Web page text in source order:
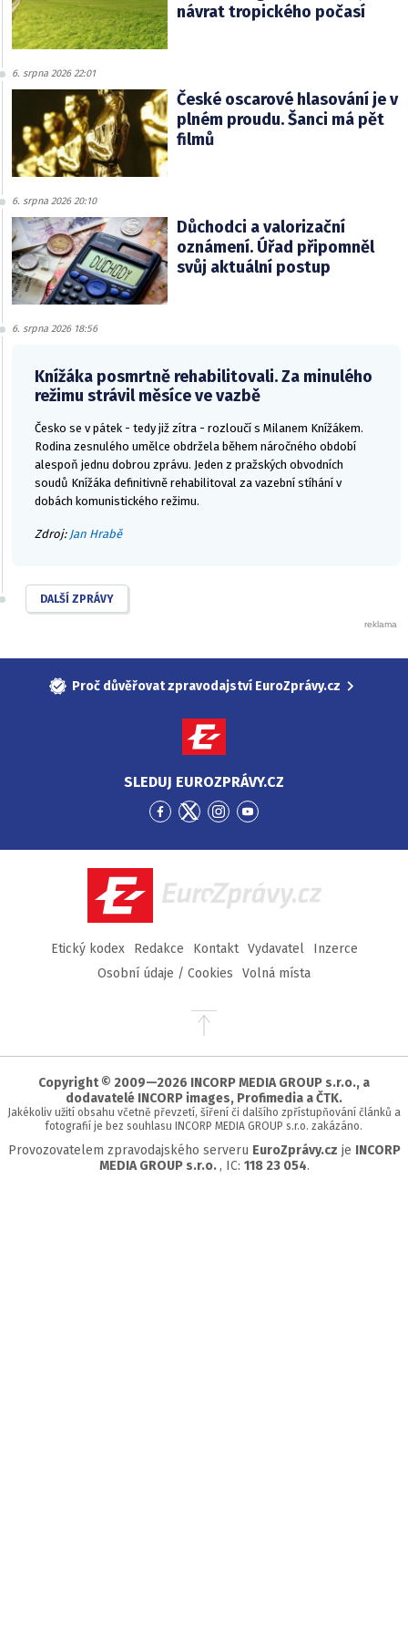
návrat tropického počasí
6. srpna 2026 22:01
České oscarové hlasování je v
plném proudu. Šanci má pět
filmů
6. srpna 2026 20:10
Důchodci a valorizační
oznámení. Úřad připomněl
svůj aktuální postup
6. srpna 2026 18:56
Knížáka posmrtně rehabilitovali. Za minulého
režimu strávil měsíce ve vazbě
Česko se v pátek - tedy již zítra - rozloučí s Milanem Knížákem.
Rodina zesnulého umělce obdržela během náročného období
alespoň jednu dobrou zprávu. Jeden z pražských obvodních
soudů Knížáka definitivně rehabilitoval za vazební stíhání v
dobách komunistického režimu.
Zdroj: Jan Hrabě
DALŠÍ ZPRÁVY
Proč důvěřovat zpravodajství EuroZprávy.cz
SLEDUJ EUROZPRÁVY.CZ
Přejít
Facebook
Přejít
Twitter
Přejít
Instagram
Přejít
YouTube
EuroZprávy.cz
Etický kodex Redakce Kontakt Vydavatel
Inzerce
Osobní údaje / Cookies
Volná místa
Přejít
stránky
Copyright © 2009—2026 INCORP MEDIA GROUP s.r.o., a
dodavatelé INCORP images, Profimedia a ČTK.
Jakékoliv užití obsahu včetně převzetí, šíření či dalšího zpřístupňování článků a
fotografií je bez souhlasu INCORP MEDIA GROUP s.r.o. zakázáno.
Provozovatelem zpravodajského serveru EuroZprávy.cz je INCORP
MEDIA GROUP s.r.o., IC: 118 23 054.